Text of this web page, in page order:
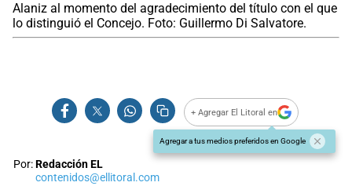
Alaniz al momento del agradecimiento del título con el que
lo distinguió el Concejo. Foto: Guillermo Di Salvatore.
+ Agregar El Litoral en
Agregar a tus medios preferidos en Google
Por:Redacción EL
contenidos@ellitoral.com